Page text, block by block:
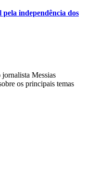
independência dos
jornalista Messias
os principais temas